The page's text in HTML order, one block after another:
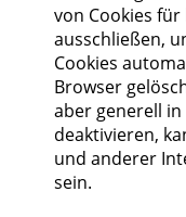
von Cookies
ausschließen,
Cookies
Browser
aber generell
deaktivieren,
und anderer
sein.